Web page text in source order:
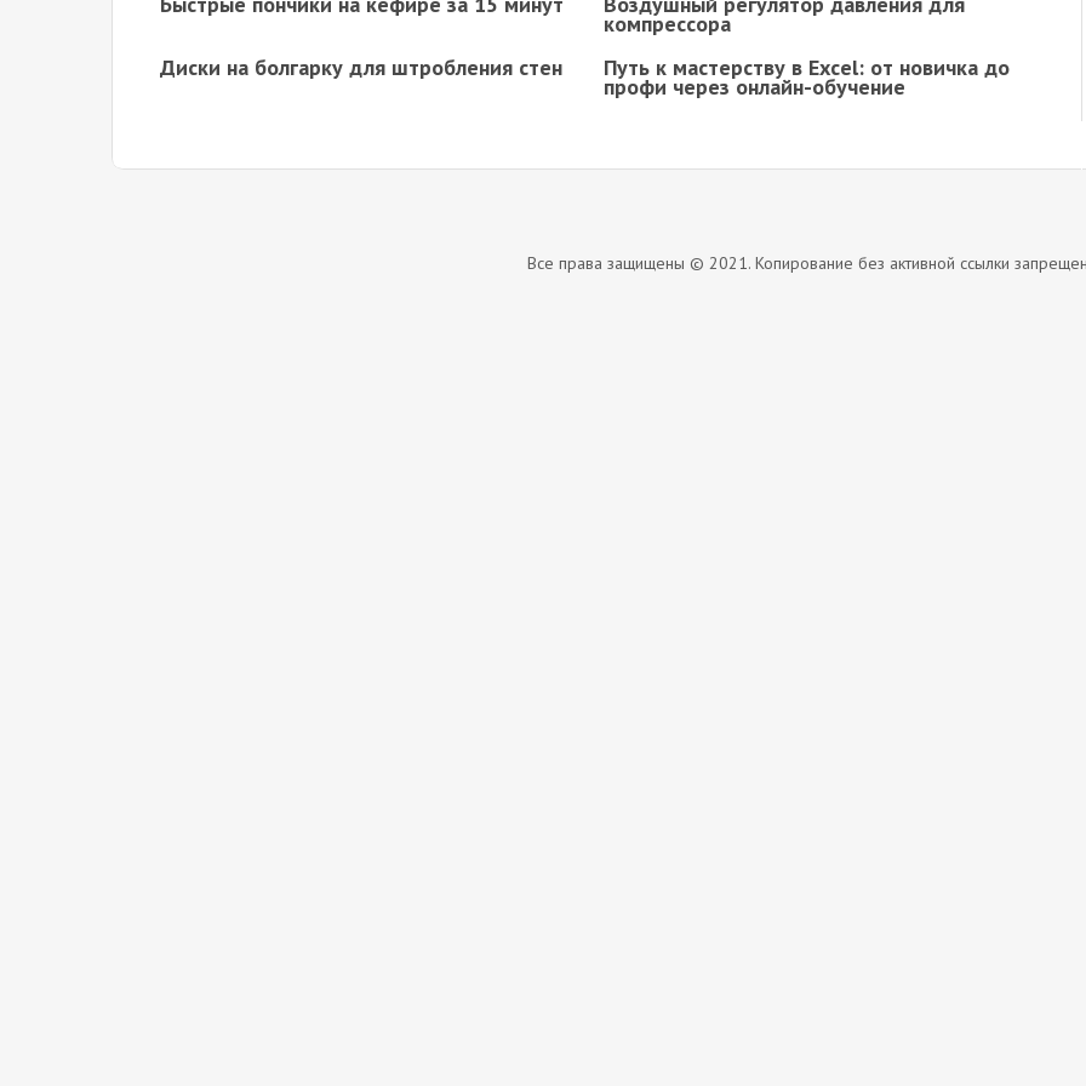
компрессора
Диски на болгарку для штробления стен
Путь к мастерству в Excel: от новичка до
профи через онлайн-обучение
Все права защищены © 2021. Копирование без активной ссылки